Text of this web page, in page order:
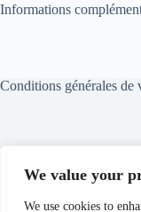
We value your
We use cookies to
Informations
Conditions générales de